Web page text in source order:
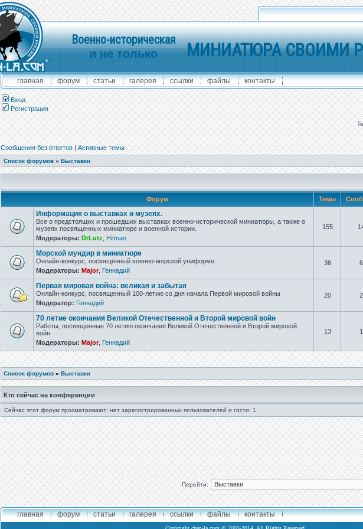
Военно-историческая
и не только МИНИАТЮРА СВОИМИ
главная форум статьи галерея ссылки файлы контакты
Вход
Регистрация
Сообщения без ответов|Активные темы
Список форумов » Выставки
Форум Темы
Информация о выставках и музеях.
Все о предстоящих и прошедших выставках военно-исторической миниатюры, а также о
музеях посвященных миниатюре и военной истории.
Модераторы: DrLutz Hitman
155
Морской мундир в миниатюре
Онлайн-конкурс, посвящённый военно-морской униформе.
Модераторы: Major, Геннадий
36
Первая мировая война: великая и забытая
Онлайн-конкурс, посвященный 100-летию со дня начала Первой мировой войны
Модератор: Геннадий
20
70 летие окончания Великой Отечественной и Второй мировой войн
Работы, посвященные 70 летию окончания Великой Отечественной и Второй мировой
войн
Модераторы: Major, Геннадий
13
Список форумов » Выставки
Кто сейчас на конференции
Сейчас этот форум просматривают: нет зарегистрированных пользователей и гости: 1
Перейти:
главная форум статьи галерея ссылки файлы контакты